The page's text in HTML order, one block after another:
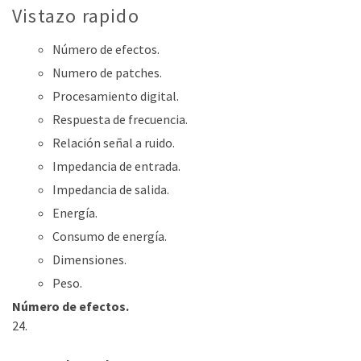
Vistazo rapido
Número de efectos.
Numero de patches.
Procesamiento digital.
Respuesta de frecuencia.
Relación señal a ruido.
Impedancia de entrada.
Impedancia de salida.
Energía.
Consumo de energía.
Dimensiones.
Peso.
Número de efectos.
24.